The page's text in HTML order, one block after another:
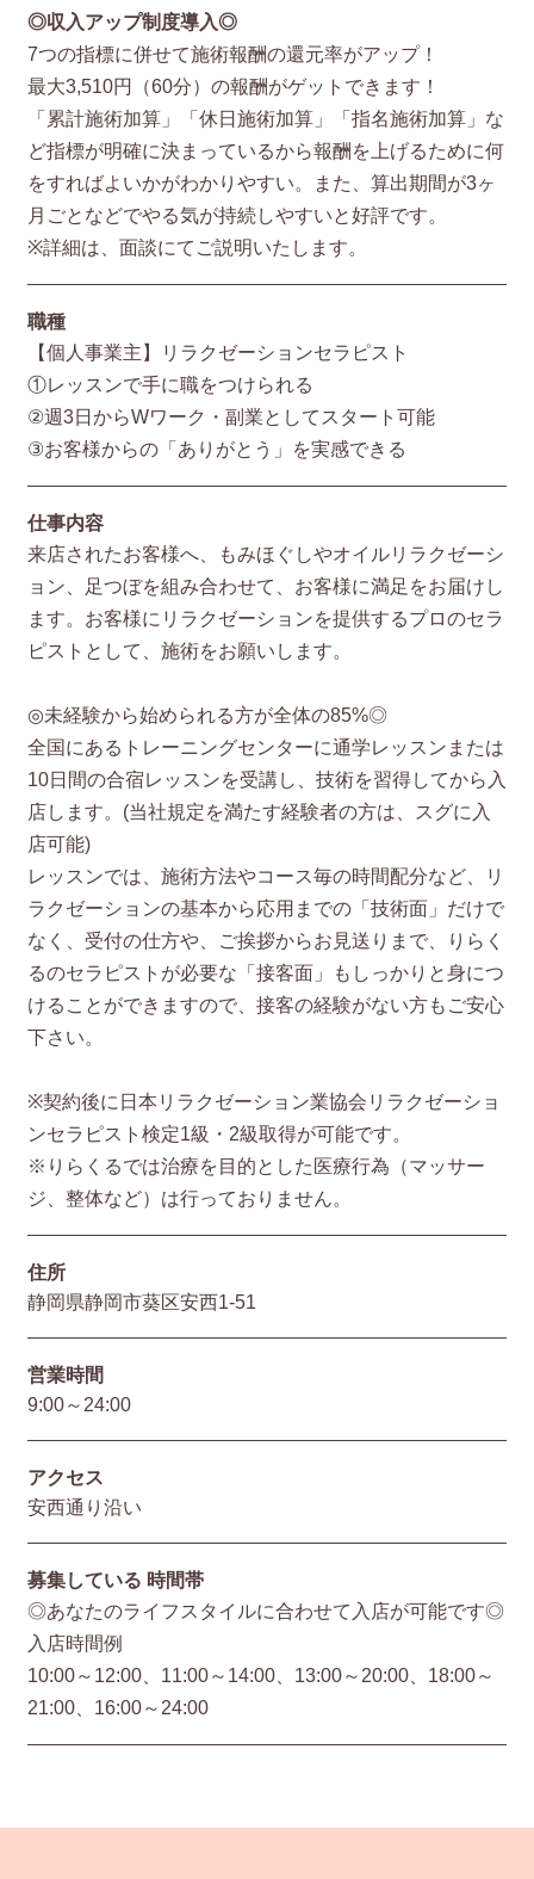
◎収入アップ制度導入◎
7つの指標に併せて施術報酬の還元率がアップ！
最大3,510円（60分）の報酬がゲットできます！
「累計施術加算」「休日施術加算」「指名施術加算」な
ど指標が明確に決まっているから報酬を上げるために何
をすればよいかがわかりやすい。また、算出期間が3ヶ
月ごとなどでやる気が持続しやすいと好評です。
※詳細は、面談にてご説明いたします。
職種
【個人事業主】リラクゼーションセラピスト
①レッスンで手に職をつけられる
②週3日からWワーク・副業としてスタート可能
③お客様からの「ありがとう」を実感できる
仕事内容
来店されたお客様へ、もみほぐしやオイルリラクゼーシ
ョン、足つぼを組み合わせて、お客様に満足をお届けし
ます。お客様にリラクゼーションを提供するプロのセラ
ピストとして、施術をお願いします。
◎未経験から始められる方が全体の85%◎
全国にあるトレーニングセンターに通学レッスンまたは
10日間の合宿レッスンを受講し、技術を習得してから入
店します。(当社規定を満たす経験者の方は、スグに入
店可能)
レッスンでは、施術方法やコース毎の時間配分など、リ
ラクゼーションの基本から応用までの「技術面」だけで
なく、受付の仕方や、ご挨拶からお見送りまで、りらく
るのセラピストが必要な「接客面」もしっかりと身につ
けることができますので、接客の経験がない方もご安心
下さい。
※契約後に日本リラクゼーション業協会リラクゼーショ
ンセラピスト検定1級・2級取得が可能です。
※りらくるでは治療を目的とした医療行為（マッサー
ジ、整体など）は行っておりません。
住所
静岡県静岡市葵区安西1-51
営業時間
9:00～24:00
アクセス
安西通り沿い
募集している 時間帯
◎あなたのライフスタイルに合わせて入店が可能です◎
入店時間例
10:00～12:00、11:00～14:00、13:00～20:00、18:00～
21:00、16:00～24:00